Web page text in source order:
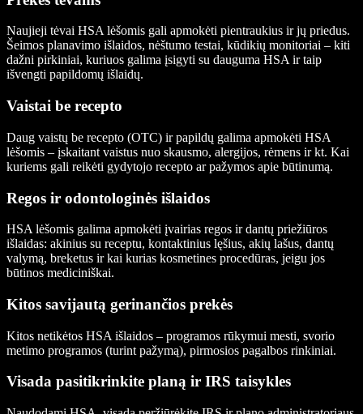
Naujieji tėvai HSA lėšomis gali apmokėti pientraukius ir jų priedus.
Šeimos planavimo išlaidos, nėštumo testai, kūdikių monitoriai – kiti
dažni pirkiniai, kuriuos galima įsigyti su dauguma HSA ir taip
išvengti papildomų išlaidų.
Vaistai be recepto
Daug vaistų be recepto (OTC) ir papildų galima apmokėti HSA
lėšomis – įskaitant vaistus nuo skausmo, alergijos, rėmens ir kt. Kai
kuriems gali reikėti gydytojo recepto ar pažymos apie būtinumą.
Regos ir odontologinės išlaidos
HSA lėšomis galima apmokėti įvairias regos ir dantų priežiūros
išlaidas: akinius su receptu, kontaktinius lęšius, akių lašus, dantų
valymą, breketus ir kai kurias kosmetines procedūras, jeigu jos
būtinos mediciniškai.
Kitos savijautą gerinančios prekės
Kitos netikėtos HSA išlaidos – programos rūkymui mesti, svorio
metimo programos (turint pažymą), pirmosios pagalbos rinkiniai.
Visada pasitikrinkite planą ir IRS taisykles